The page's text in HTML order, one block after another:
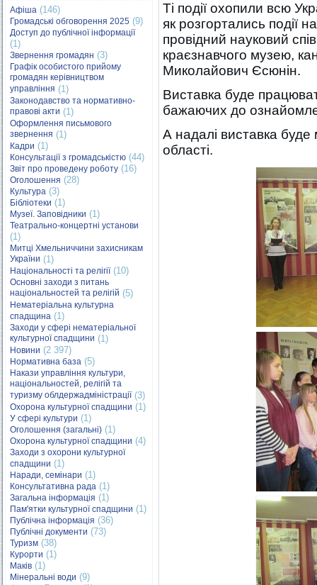
Афіша (146)
Громадські обговорення 2025 (9)
Доступ до публічної інформації
(1)
Звернення громадян (3)
Графік особистого прийому
громадян керівництвом
управління (1)
Законодавство та нормативно-
правові акти (1)
Оформлення письмового
звернення (1)
Кадри (1)
Консультації з громадськістю (44)
Звіт про проведену роботу (16)
Оголошення (28)
Культура (3)
Бібліотеки (1)
Музеї. Заповідники (1)
Театрально-концертні установи
(1)
Митці Хмельниччини захисникам
України (1)
Національності та релігії(10)
Основні заходи з питань
національностей та релігій (5)
Нематеріальна культурна
спадщина (1)
Заходи у сфері нематеріальної
культурної спадщини (1)
Новини (2 397)
Нормативна база (5)
Накази управління культури,
національностей, релігій та
туризму облдержадміністрації(3)
Охорона культурної спадщини (1)
У сфері культури (1)
Оголошення (загальні) (1)
Охорона культурної спадщини (4)
Заходи з охорони культурної
спадщини (1)
Наради, семінари (1)
Консультативна рада (1)
Загальна інформація (1)
Пам'ятки культурної спадщини (1)
Публічна інформація (36)
Публічні документи (73)
Туризм (38)
Курорти (1)
Маків (1)
Мінеральні води (9)
Ті події охопили всю
як розгортались події
провідний науковий
краєзнавчого музею,
Миколайович Єсюнін.
Виставка буде
бажаючих до
А надалі виставка
області.